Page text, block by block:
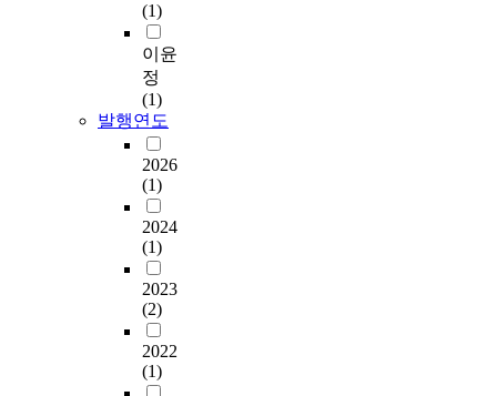
(1)
이윤
정
(1)
발행연도
2026
(1)
2024
(1)
2023
(2)
2022
(1)